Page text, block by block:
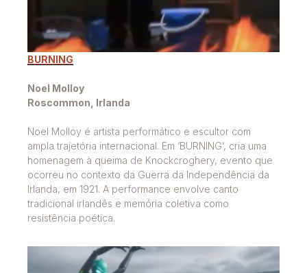
BURNING
Noel Molloy
Roscommon, Irlanda
Noel Molloy é artista performático e escultor com
ampla trajetória internacional. Em ‘BURNING’, cria uma
homenagem à queima de Knockcroghery, evento que
ocorreu no contexto da Guerra da Independência da
Irlanda, em 1921. A performance envolve canto
tradicional irlandês e memória coletiva como
resistência poética.